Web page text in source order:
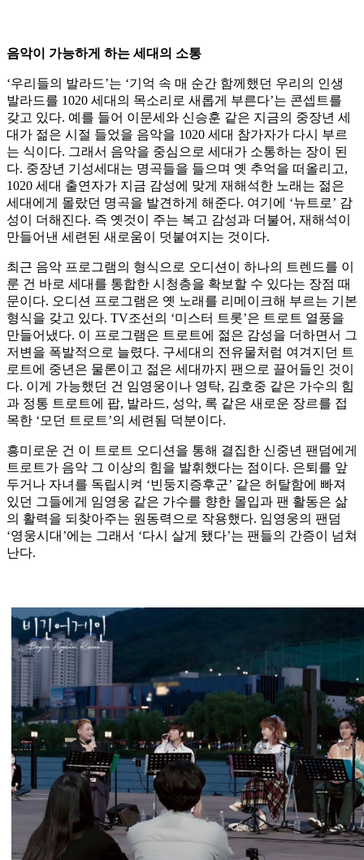
음악이 가능하게 하는 세대의 소통
‘우리들의 발라드’는 ‘기억 속 매 순간 함께했던 우리의 인생
발라드를 1020 세대의 목소리로 새롭게 부른다’는 콘셉트를
갖고 있다. 예를 들어 이문세와 신승훈 같은 지금의 중장년 세
대가 젊은 시절 들었을 음악을 1020 세대 참가자가 다시 부르
는 식이다. 그래서 음악을 중심으로 세대가 소통하는 장이 된
다. 중장년 기성세대는 명곡들을 들으며 옛 추억을 떠올리고,
1020 세대 출연자가 지금 감성에 맞게 재해석한 노래는 젊은
세대에게 몰랐던 명곡을 발견하게 해준다. 여기에 ‘뉴트로’ 감
성이 더해진다. 즉 옛것이 주는 복고 감성과 더불어, 재해석이
만들어낸 세련된 새로움이 덧붙여지는 것이다.
최근 음악 프로그램의 형식으로 오디션이 하나의 트렌드를 이
룬 건 바로 세대를 통합한 시청층을 확보할 수 있다는 장점 때
문이다. 오디션 프로그램은 옛 노래를 리메이크해 부르는 기본
형식을 갖고 있다. TV조선의 ‘미스터 트롯’은 트로트 열풍을
만들어냈다. 이 프로그램은 트로트에 젊은 감성을 더하면서 그
저변을 폭발적으로 늘렸다. 구세대의 전유물처럼 여겨지던 트
로트에 중년은 물론이고 젊은 세대까지 팬으로 끌어들인 것이
다. 이게 가능했던 건 임영웅이나 영탁, 김호중 같은 가수의 힘
과 정통 트로트에 팝, 발라드, 성악, 록 같은 새로운 장르를 접
목한 ‘모던 트로트’의 세련됨 덕분이다.
흥미로운 건 이 트로트 오디션을 통해 결집한 신중년 팬덤에게
트로트가 음악 그 이상의 힘을 발휘했다는 점이다. 은퇴를 앞
두거나 자녀를 독립시켜 ‘빈둥지증후군’ 같은 허탈함에 빠져
있던 그들에게 임영웅 같은 가수를 향한 몰입과 팬 활동은 삶
의 활력을 되찾아주는 원동력으로 작용했다. 임영웅의 팬덤
‘영웅시대’에는 그래서 ‘다시 살게 됐다’는 팬들의 간증이 넘쳐
난다.